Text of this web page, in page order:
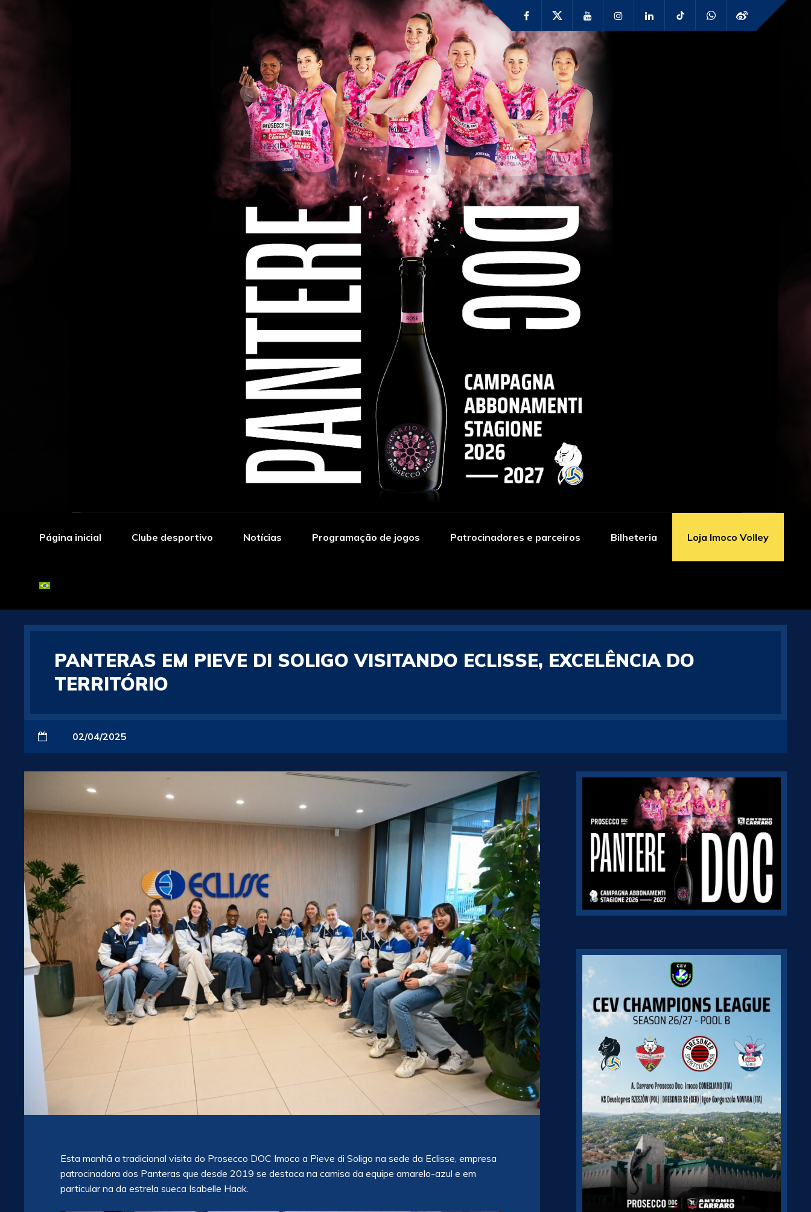
Página inicial Clube desportivo Notícias Programação de jogos Patrocinadores e parceiros Bilheteria Loja Imoco Volley
PANTERAS EM PIEVE DI SOLIGO VISITANDO ECLISSE, EXCELÊNCIA DO
TERRITÓRIO
02/04/2025
Esta manhã a tradicional visita do Prosecco DOC Imoco a Pieve di Soligo na sede da Eclisse, empresa
patrocinadora dos Panteras que desde 2019 se destaca na camisa da equipe amarelo-azul e em
particular na da estrela sueca Isabelle Haak.